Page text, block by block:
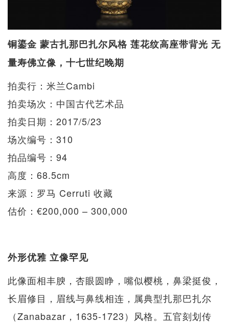
铜鎏金 蒙古扎那巴扎尔风格 莲花纹高座带背光 无
量寿佛立像，十七世纪晚期
拍卖行：米兰Cambi
拍卖场次：中国古代艺术品
拍卖日期：2017/5/23
场次编号：310
拍品编号：94
高度：68.5cm
来源：罗马 Cerruti 收藏
估价：€200,000 – 300,000
外形优雅 立像罕见
此像面相丰腴，杏眼圆睁，嘴似樱桃，鼻梁挺俊，
长眉修目，眉线与鼻线相连，属典型扎那巴扎尔
（Zanabazar，1635-1723）风格。五官刻划传